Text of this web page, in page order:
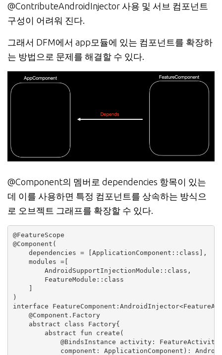
@ContributeAndroidInjector 사용 및 서브 컴포넌트
구성이 어려워 진다.
그래서 DFM에서 app모듈에 있는 컴포넌트를 확장하
는 방법으로 문제를 해결할 수 있다.
@Component의 멤버로 dependencies 항목이 있는
데 이를 사용하면 특정 컴포넌트를 상속하는 방식으
로 오브젝트 그래프를 확장할 수 있다.
@FeatureScope
@Component(
    dependencies = [ApplicationComponent::class],
    modules =[
        AndroidSupportInjectionModule::class,
        FeatureModule::class
    ]
)
interface
    @Component.Factory
    abstract class Factory{
        abstract fun create(
@BindsInstance activity:
component: ApplicationComponent):